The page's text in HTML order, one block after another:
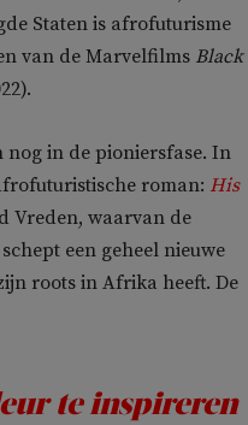
Staten is afrofuturisme
van de Marvelfilms Black
in de pioniersfase. In
roman: His
Vreden, waarvan de
een geheel nieuwe
roots in Afrika heeft. De
te inspireren